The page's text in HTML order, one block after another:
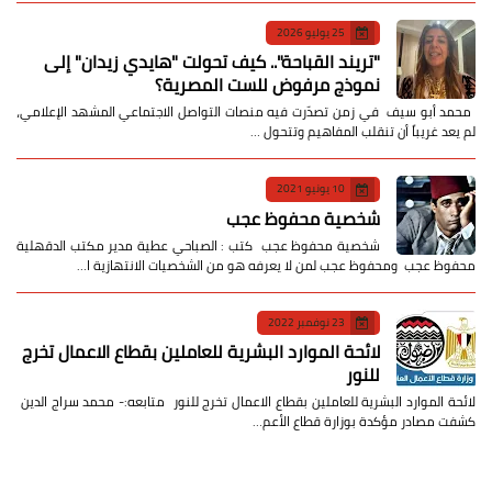
25 يوليو 2026
​"تريند القباحة".. كيف تحولت "هايدي زيدان" إلى
نموذج مرفوض للست المصرية؟
​ محمد أبو سيف ​في زمن تصدّرت فيه منصات التواصل الاجتماعي المشهد الإعلامي،
لم يعد غريباً أن تنقلب المفاهيم وتتحول …
10 يونيو 2021
شخصية محفوظ عجب
شخصية محفوظ عجب كتب : الصباحي عطية مدير مكتب الدقهلية
محفوظ عجب ومحفوظ عجب لمن لا يعرفه هو من الشخصيات الانتهازية ا…
23 نوفمبر 2022
لائحة الموارد البشرية للعاملين بقطاع الاعمال تخرج
للنور
لائحة الموارد البشرية للعاملين بقطاع الاعمال تخرج للنور متابعه:- محمد سراج الدين
كشفت مصادر مؤكدة بوزارة قطاع الأعم…